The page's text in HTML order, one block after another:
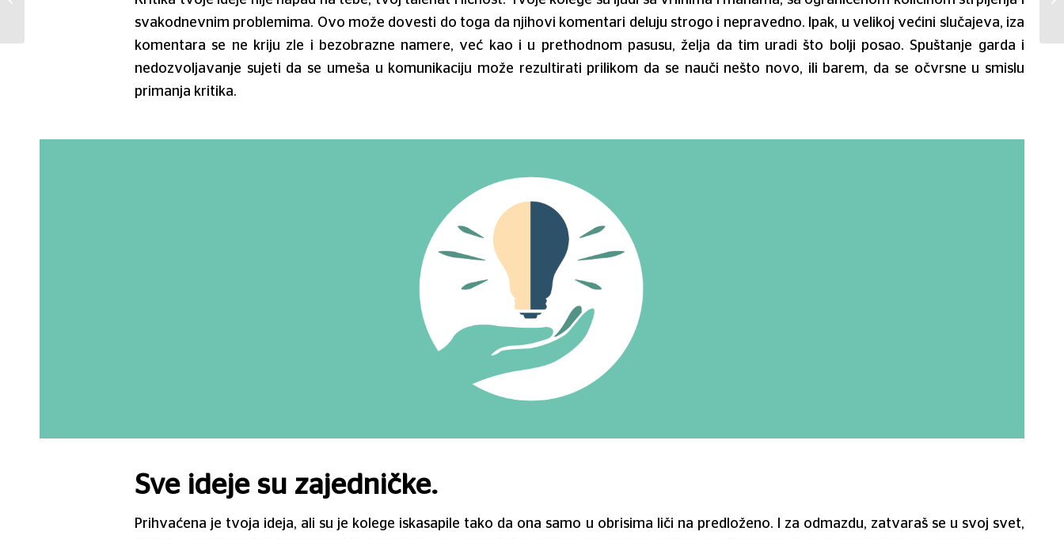
svakodnevnim problemima. Ovo može dovesti do toga da njihovi komentari deluju strogo i nepravedno. Ipak, u velikoj većini slučajeva, iza
komentara se ne kriju zle i bezobrazne namere, već kao i u prethodnom pasusu, želja da tim uradi što bolji posao. Spuštanje garda i
nedozvoljavanje sujeti da se umeša u komunikaciju može rezultirati prilikom da se nauči nešto novo, ili barem, da se očvrsne u smislu
primanja kritika.
Sve ideje su zajedničke.
Prihvaćena je tvoja ideja, ali su je kolege iskasapile tako da ona samo u obrisima liči na predloženo. I za odmazdu, zatvaraš se u svoj svet,